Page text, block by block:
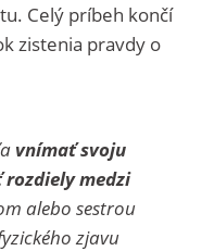
Celý príbeh končí
zistenia pravdy o
vnímať svoju
medzi
alebo sestrou
zjavu